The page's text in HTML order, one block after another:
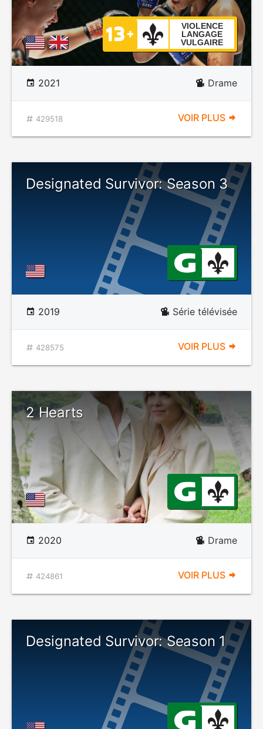
VIOLENCE
LANGAGE
VULGAIRE
2021 Drame
429518 VOIR PLUS
Designated Survivor: Season 3
2019 Série télévisée
428575 VOIR PLUS
2 Hearts
2020 Drame
424861 VOIR PLUS
Designated Survivor: Season 1